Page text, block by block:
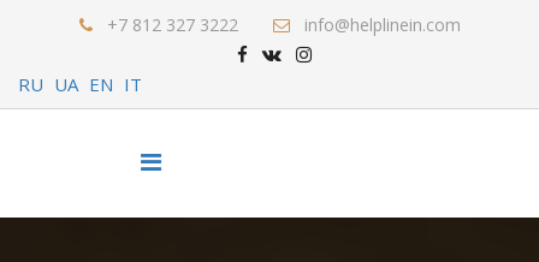
+7 812 327 3222 info@helplinein.com
RU UA EN IT